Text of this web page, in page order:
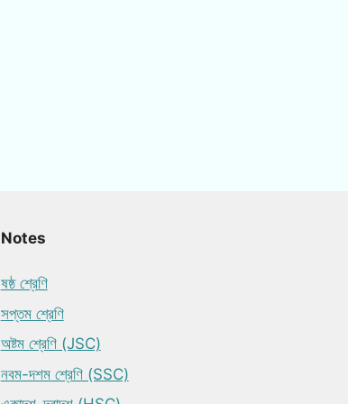
Notes
ষষ্ঠ শ্রেণি
সপ্তম শ্রেণি
অষ্টম শ্রেণি (JSC)
নবম-দশম শ্রেণি (SSC)